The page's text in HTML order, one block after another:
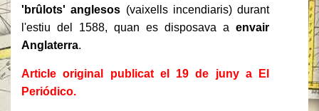
'brûlots' anglesos (vaixells incendiaris) durant
l'estiu del 1588, quan es disposava a envair
Anglaterra.
Article original publicat el 19 de juny a El
Periódico.